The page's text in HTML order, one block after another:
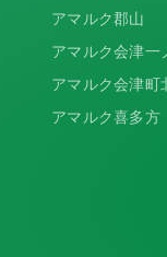
アマルク郡山
アマルク会津一
アマルク会津町
アマルク喜多方